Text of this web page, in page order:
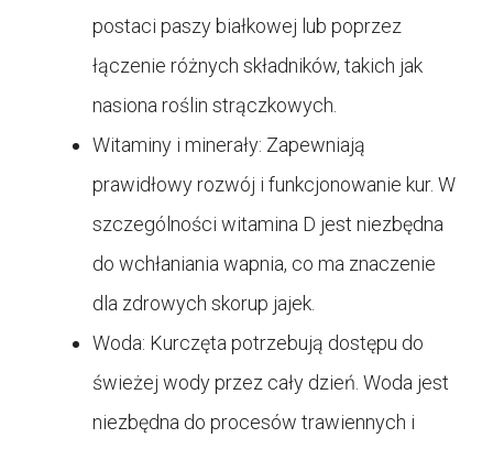
postaci paszy białkowej lub poprzez
łączenie różnych składników, takich jak
nasiona roślin strączkowych.
Witaminy i minerały: Zapewniają
prawidłowy rozwój i funkcjonowanie kur. W
szczególności witamina D jest niezbędna
do wchłaniania wapnia, co ma znaczenie
dla zdrowych skorup jajek.
Woda: Kurczęta potrzebują dostępu do
świeżej wody przez cały dzień. Woda jest
niezbędna do procesów trawiennych i